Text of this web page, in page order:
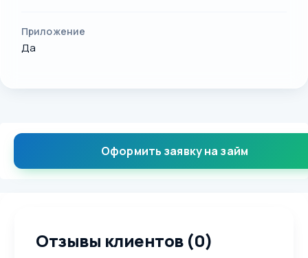
Приложение
Да
Оформить заявку на займ
Отзывы клиентов (0)